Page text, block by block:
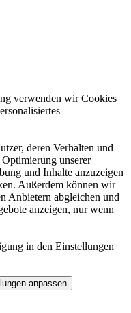
verwenden wir Cookies
deren Verhalten und
unserer
und Inhalte anzuzeigen
Außerdem können wir
Anbietern abgleichen und
anzeigen, nur wenn
in den Einstellungen
anpassen